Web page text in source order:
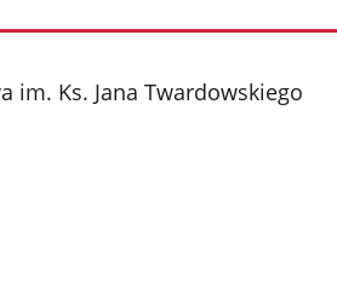
im. Ks. Jana Twardowskiego